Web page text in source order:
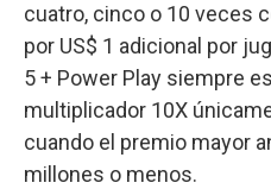
cuatro, cinco o 10 veces
por US$ 1 adicional por
5 + Power Play siempre
multiplicador 10X
cuando el premio mayor
millones o menos.